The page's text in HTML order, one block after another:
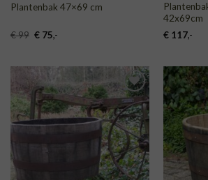
Plantenbak 47×69 cm
€99 Oorspronkelijke
€75Huidige
prijs
,-
42x69cm
€117,-
TOEVOEGEN
AAN
VERLANGLIJST